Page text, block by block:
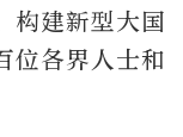
构建新型大国
位各界人士和